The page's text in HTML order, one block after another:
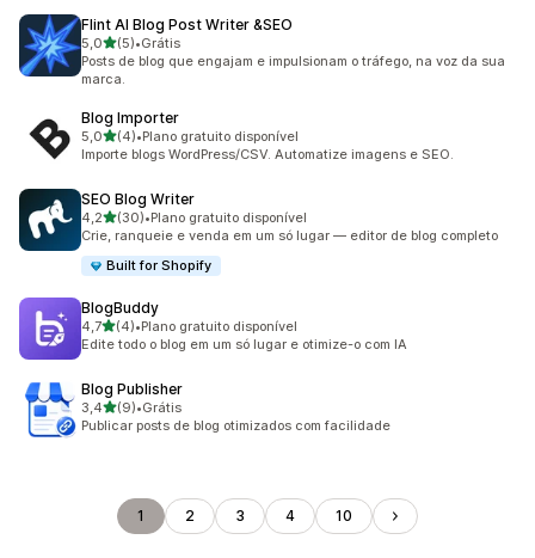
Flint AI Blog Post Writer &SEO
5,0de 5 estrelas
(5)
5 avaliações ao todo
•Grátis
Posts de blog que engajam e impulsionam o tráfego, na voz da sua
marca.
Blog Importer
5,0de 5 estrelas
(4)
4 avaliações ao todo
•Plano gratuito disponível
Importe blogs WordPress/CSV. Automatize imagens e SEO.
SEO Blog Writer
4,2de 5 estrelas
(30)
30 avaliações ao todo
•Plano gratuito disponível
Crie, ranqueie e venda em um só lugar — editor de blog completo
Built for Shopify
BlogBuddy
4,7de 5 estrelas
(4)
4 avaliações ao todo
•Plano gratuito disponível
Edite todo o blog em um só lugar e otimize-o com IA
Blog Publisher
3,4de 5 estrelas
(9)
9 avaliações ao todo
•Grátis
Publicar posts de blog otimizados com facilidade
1 2 3 4 10